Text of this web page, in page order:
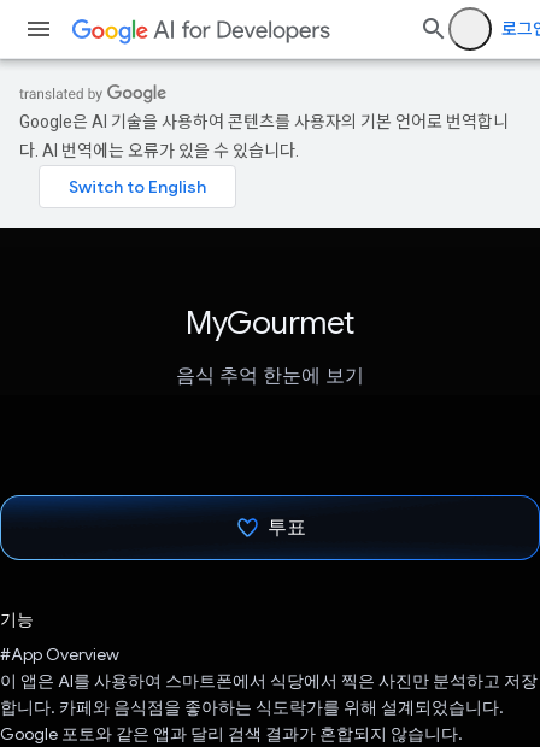
로그
Google은 AI 기술을 사용하여 콘텐츠를 사용자의 기본 언어로 번역합니
다. AI 번역에는 오류가 있을 수 있습니다.
MyGourmet
음식 추억 한눈에 보기
투표
기능
#App Overview
이 앱은 AI를 사용하여 스마트폰에서 식당에서 찍은 사진만 분석하고 저장
합니다. 카페와 음식점을 좋아하는 식도락가를 위해 설계되었습니다.
Google 포토와 같은 앱과 달리 검색 결과가 혼합되지 않습니다.